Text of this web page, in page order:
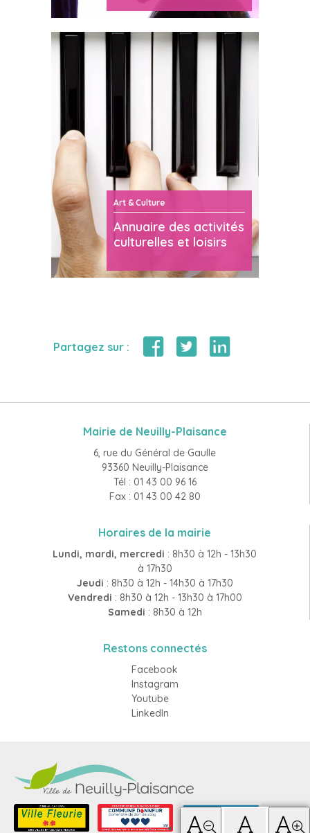
Art & Culture
Annuaire des activités
culturelles et loisirs
Partagez sur :
Mairie de Neuilly-Plaisance
6, rue du Général de Gaulle
93360 Neuilly-Plaisance
Tél : 01 43 00 96 16
Fax : 01 43 00 42 80
Horaires de la mairie
Lundi, mardi, mercredi : 8h30 à 12h - 13h30
à 17h30
Jeudi : 8h30 à 12h - 14h30 à 17h30
Vendredi : 8h30 à 12h - 13h30 à 17h00
Samedi : 8h30 à 12h
Restons connectés
Facebook
Instagram
Youtube
LinkedIn